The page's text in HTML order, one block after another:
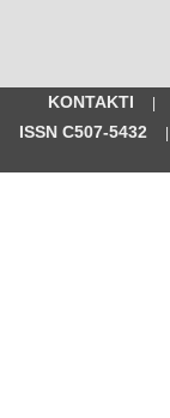
KONTAKTI |
ISSN C507-5432
|